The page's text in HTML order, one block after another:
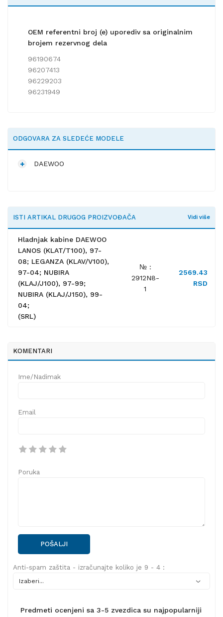
OEM referentni broj (e) uporediv sa originalnim
brojem rezervnog dela
96190674
96207413
96229203
96231949
ODGOVARA ZA SLEDEĆE MODELE
DAEWOO
ISTI ARTIKAL DRUGOG PROIZVOĐAČA Vidi više
Hladnjak kabine DAEWOO
LANOS (KLAT/T100), 97-
08; LEGANZA (KLAV/V100),
97-04; NUBIRA
(KLAJ/J100), 97-99;
NUBIRA (KLAJ/J150), 99-
04;
(SRL)
№ :
2912N8-
1
2569.43
RSD
KOMENTARI
Ime/Nadimak
Email
Poruka
POŠALJI
Anti-spam zaštita - izračunajte koliko je 9 - 4 :
Predmeti ocenjeni sa 3-5 zvezdica su najpopularniji